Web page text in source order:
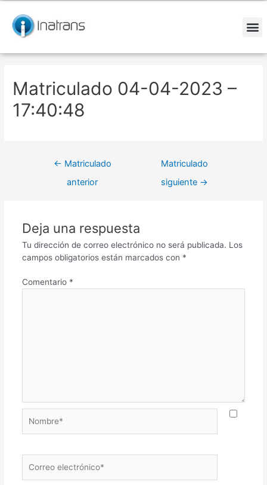
contenido
Matriculado 04-04-2023 –
17:40:48
de
entradas
← Matriculado
anterior
Matriculado
siguiente →
Deja una respuesta
Tu dirección de correo electrónico no será publicada. Los
campos obligatorios están marcados con *
Comentario *
electrónico*